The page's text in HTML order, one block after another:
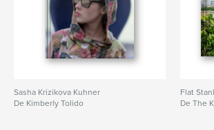
Sasha Krizikova Kuhner
De Kimberly Tolido
Flat
De The